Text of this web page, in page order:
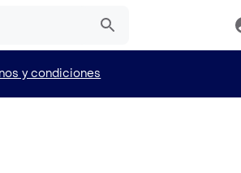
y condiciones